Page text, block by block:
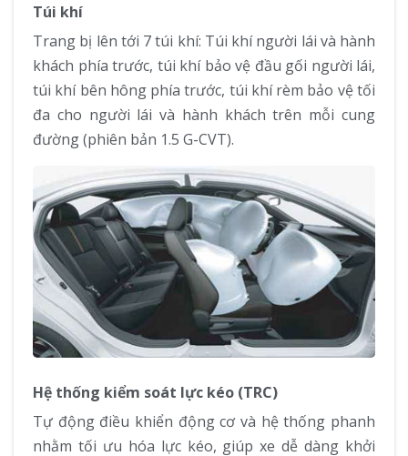
Túi khí
Trang bị lên tới 7 túi khí: Túi khí người lái và hành
khách phía trước, túi khí bảo vệ đầu gối người lái,
túi khí bên hông phía trước, túi khí rèm bảo vệ tối
đa cho người lái và hành khách trên mỗi cung
đường (phiên bản 1.5 G-CVT).
Hệ thống kiểm soát lực kéo (TRC)
Tự động điều khiển động cơ và hệ thống phanh
nhằm tối ưu hóa lực kéo, giúp xe dễ dàng khởi